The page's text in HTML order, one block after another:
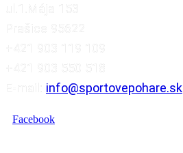
info@sportovepohare.sk
Facebook